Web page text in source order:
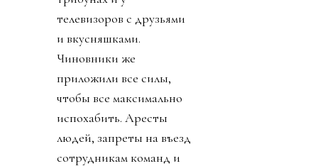
телевизоров с друзьями
и вкусняшками.
Чиновники же
приложили все силы,
чтобы все максимально
испохабить. Аресты
людей, запреты на въезд
сотрудникам команд и